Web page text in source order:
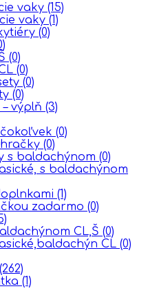
vaky (15)
vaky (1)
(0)
(0)
(0)
(0)
(0)
výplň (3)
(0)
(0)
s baldachýnom (0)
s baldachýnom
(1)
zadarmo (0)
CL,Š (0)
CL (0)
(262)
(1)